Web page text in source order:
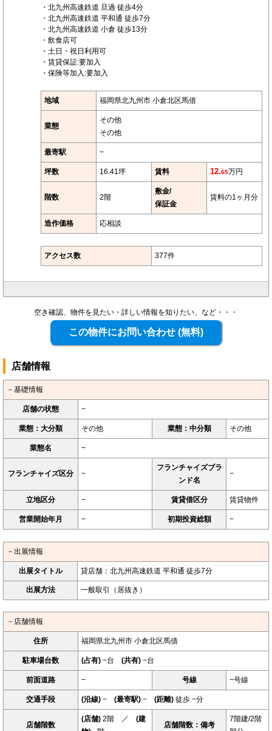
・北九州高速鉄道 旦過 徒歩4分
・北九州高速鉄道 平和通 徒歩7分
・北九州高速鉄道 小倉 徒歩13分
・飲食店可
・土日・祝日利用可
・賃貸保証:要加入
・保険等加入:要加入
地域 福岡県北九州市 小倉北区馬借
業態
その他
その他
最寄駅 −
坪数 16.41坪 賃料 12.65万円
階数 2階
敷金/
保証金
賃料の1ヶ月分
造作価格 応相談
アクセス数 377件
空き確認、物件を見たい・詳しい情報を知りたい、など・・・
店舗情報
－基礎情報
店舗の状態 −
業態：大分類 その他 業態：中分類 その他
業態名 −
フランチャイズ区分 −
フランチャイズブラ
ンド名
−
立地区分 − 賃貸借区分 賃貸物件
営業開始年月 − 初期投資総額 −
－出展情報
出展タイトル 貸店舗：北九州高速鉄道 平和通 徒歩7分
出展方法 一般取引（居抜き）
－店舗情報
住所 福岡県北九州市 小倉北区馬借
駐車場台数 (占有) −台 (共有) −台
前面道路 − 号線 −号線
交通手段 (沿線) − (最寄駅) − (距離) 徒歩 −分
店舗階数
(店舗) 2階 ／ (建
店舗階数：備考
7階建/2階